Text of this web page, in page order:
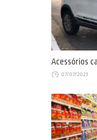
Acessórios
07/07/2023